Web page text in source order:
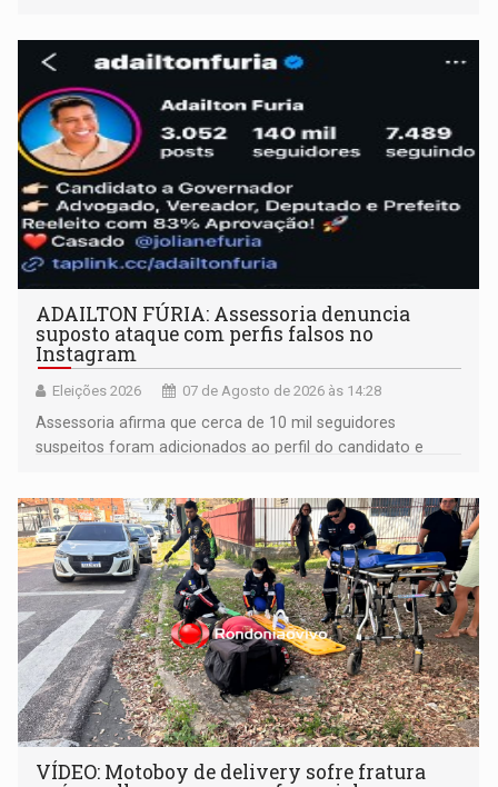
ADAILTON FÚRIA: Assessoria denuncia
suposto ataque com perfis falsos no
Instagram
Eleições 2026 07 de Agosto de 2026 às 14:28
Assessoria afirma que cerca de 10 mil seguidores
suspeitos foram adicionados ao perfil do candidato e
remover as contas
VÍDEO: Motoboy de delivery sofre fratura